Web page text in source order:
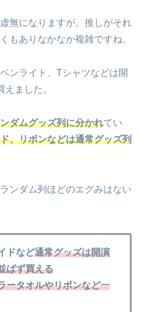
無になりますが。推しがそれ
もありなかなか複雑ですね。
ンライト、Tシャツなどは開
ました。
ダムグッズ列に分かれてい
、リボンなどは通常グッズ列
ンダム列ほどのエグみはない
ドなど通常グッズは開演
ばず買える
ータオルやリボンなど一